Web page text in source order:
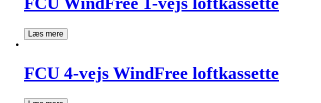
Læs mere
FCU 4-vejs WindFree loftkassette